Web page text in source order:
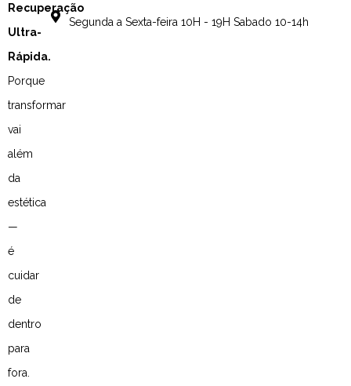
Recuperação
Ultra-
Rápida.
Porque
transformar
vai
além
da
estética
—
é
cuidar
de
dentro
para
fora.
Segunda a Sexta-feira 10H - 19H Sabado 10-14h